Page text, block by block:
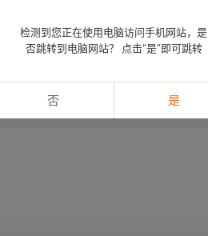
检测到您正在使用电脑访问手机网站，是
否跳转到电脑网站？ 点击“是”即可跳转
否 是